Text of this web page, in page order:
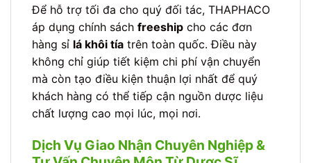
Để hỗ trợ tối đa cho quý đối tác, THAPHACO
áp dụng chính sách freeship cho các đơn
hàng sỉ lá khôi tía trên toàn quốc. Điều này
không chỉ giúp tiết kiệm chi phí vận chuyển
mà còn tạo điều kiện thuận lợi nhất để quý
khách hàng có thể tiếp cận nguồn dược liệu
chất lượng cao mọi lúc, mọi nơi.
Dịch Vụ Giao Nhận Chuyên Nghiệp &